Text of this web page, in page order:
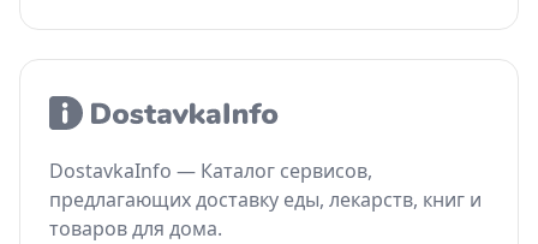
DostavkaInfo — Каталог сервисов,
предлагающих доставку еды, лекарств, книг и
товаров для дома.